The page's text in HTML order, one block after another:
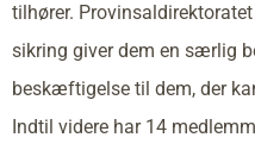
tilhører.
sikring giver dem en særlig
beskæftigelse til dem, der
Indtil videre har 14